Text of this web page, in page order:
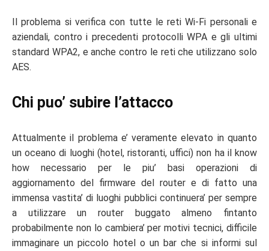
Il problema si verifica con tutte le reti Wi-Fi personali e
aziendali, contro i precedenti protocolli WPA e gli ultimi
standard WPA2, e anche contro le reti che utilizzano solo
AES.
Chi puo’ subire l’attacco
Attualmente il problema e’ veramente elevato in quanto
un oceano di luoghi (hotel, ristoranti, uffici) non ha il know
how necessario per le piu’ basi operazioni di
aggiornamento del firmware del router e di fatto una
immensa vastita’ di luoghi pubblici continuera’ per sempre
a utilizzare un router buggato almeno fintanto
probabilmente non lo cambiera’ per motivi tecnici, difficile
immaginare un piccolo hotel o un bar che si informi sul